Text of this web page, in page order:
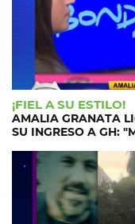
¡FIEL A SU ESTILO!
AMALIA GRANATA
SU INGRESO A GH: